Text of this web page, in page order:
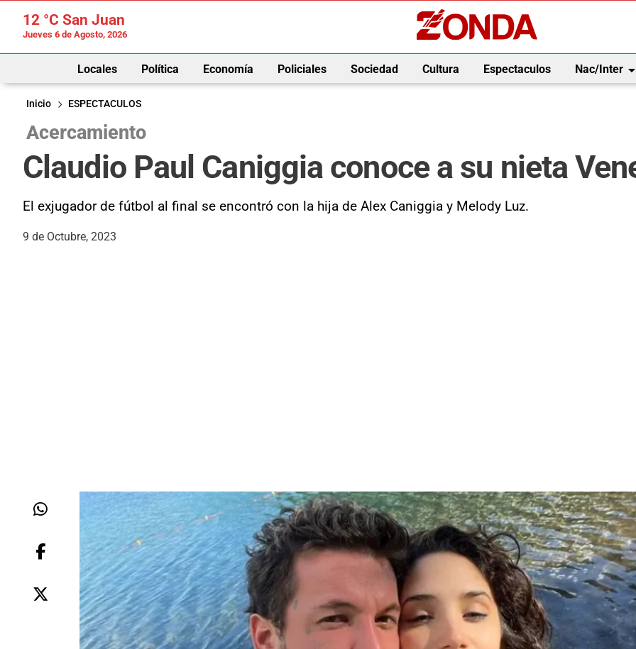
12 °C San Juan
Jueves 6 de Agosto, 2026
Locales Política Economía Policiales Sociedad Cultura Espectaculos Nac/Inter
Inicio ESPECTACULOS
Acercamiento
Claudio Paul Caniggia conoce a su nieta
El exjugador de fútbol al final se encontró con la hija de Alex Caniggia y Melody Luz.
9 de Octubre, 2023